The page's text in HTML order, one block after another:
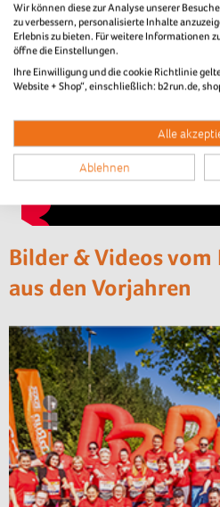
Bilder & Videos vom
aus den Vorjahren
Wir können diese zur Analyse unserer
zu verbessern, personalisierte Inhalte
Erlebnis zu bieten. Für weitere Informationen
öffne die Einstellungen.
Ihre Einwilligung und die cookie Richtlinie
Website + Shop“, einschließlich: b2run.de,
Alle
Ablehnen